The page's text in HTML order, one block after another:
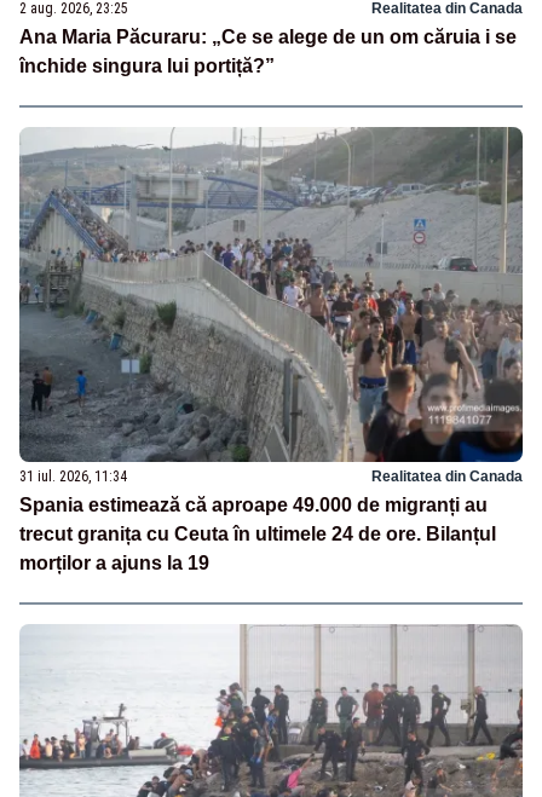
2 aug. 2026, 23:25 Realitatea din Canada
Ana Maria Păcuraru: „Ce se alege de un om căruia i se
închide singura lui portiță?”
31 iul. 2026, 11:34 Realitatea din Canada
Spania estimează că aproape 49.000 de migranți au
trecut granița cu Ceuta în ultimele 24 de ore. Bilanțul
morților a ajuns la 19